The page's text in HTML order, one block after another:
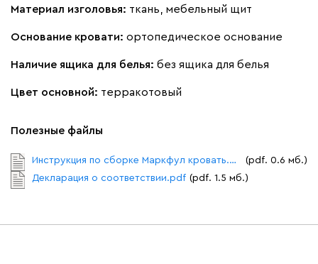
Материал изголовья: ткань, мебельный щит
Основание кровати: ортопедическое основание
Наличие ящика для белья: без ящика для белья
Цвет основной: терракотовый
Полезные файлы
Инструкция по сборке Маркфул кровать.pdf
(pdf. 0.6 мб.)
Декларация о соответствии.pdf (pdf. 1.5 мб.)